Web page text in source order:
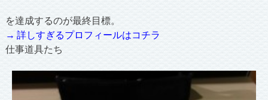
を達成するのが最終目標。
→ 詳しすぎるプロフィールはコチラ
仕事道具たち